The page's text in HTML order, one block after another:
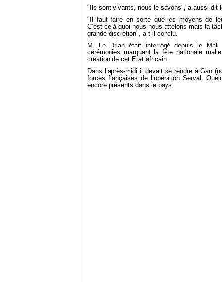
"Ils sont vivants, nous le savons", a aussi dit
"Il faut faire en sorte que les moyens de
C’est ce à quoi nous nous attelons mais la
grande discrétion", a-t-il conclu.
M. Le Drian était interrogé depuis le
cérémonies marquant la fête nationale
création de cet Etat africain.
Dans l’après-midi il devait se rendre à Gao
forces françaises de l’opération Serval.
encore présents dans le pays.